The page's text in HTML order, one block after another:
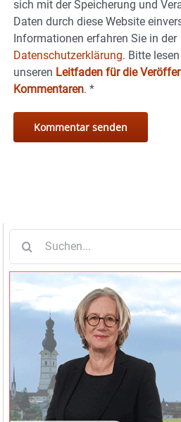
sich mit der Speicherung und
Daten durch diese Website
Informationen erfahren Sie in der
Datenschutzerklärung. Bitte
unseren Leitfaden für die
Kommentaren. *
nach: